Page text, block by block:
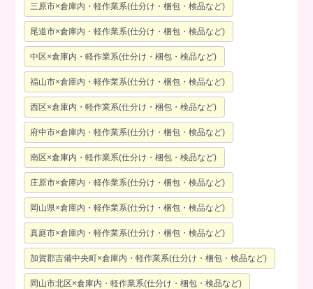
三原市×倉庫内・軽作業系(仕分け・梱包・検品など)
尾道市×倉庫内・軽作業系(仕分け・梱包・検品など)
中区×倉庫内・軽作業系(仕分け・梱包・検品など)
福山市×倉庫内・軽作業系(仕分け・梱包・検品など)
西区×倉庫内・軽作業系(仕分け・梱包・検品など)
府中市×倉庫内・軽作業系(仕分け・梱包・検品など)
南区×倉庫内・軽作業系(仕分け・梱包・検品など)
庄原市×倉庫内・軽作業系(仕分け・梱包・検品など)
岡山県×倉庫内・軽作業系(仕分け・梱包・検品など)
真庭市×倉庫内・軽作業系(仕分け・梱包・検品など)
加賀郡吉備中央町×倉庫内・軽作業系(仕分け・梱包・検品など)
岡山市北区×倉庫内・軽作業系(仕分け・梱包・検品など)